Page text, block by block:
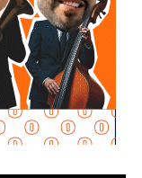
mantiene
procedimiento
descartó que
la empresa.
Al contrario,
a que la